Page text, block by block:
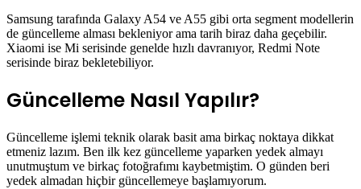
Samsung tarafında Galaxy A54 ve A55 gibi orta segment modellerin
de güncelleme alması bekleniyor ama tarih biraz daha geçebilir.
Xiaomi ise Mi serisinde genelde hızlı davranıyor, Redmi Note
serisinde biraz bekletebiliyor.
Güncelleme Nasıl Yapılır?
Güncelleme işlemi teknik olarak basit ama birkaç noktaya dikkat
etmeniz lazım. Ben ilk kez güncelleme yaparken yedek almayı
unutmuştum ve birkaç fotoğrafımı kaybetmiştim. O günden beri
yedek almadan hiçbir güncellemeye başlamıyorum.